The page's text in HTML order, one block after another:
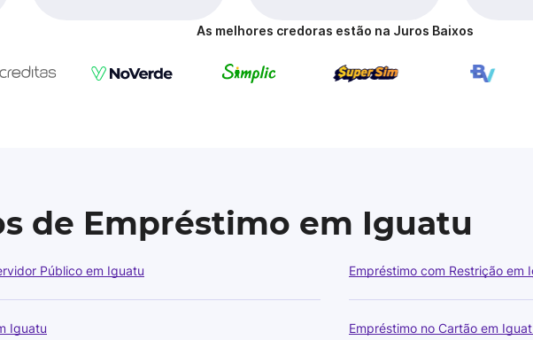
As melhores credoras estão na Juros Baixos
de Empréstimo em Iguatu
Público em Iguatu Empréstimo com Restrição em
Iguatu Empréstimo no Cartão em